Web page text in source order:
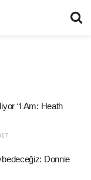
“I Am: Heath
Donnie